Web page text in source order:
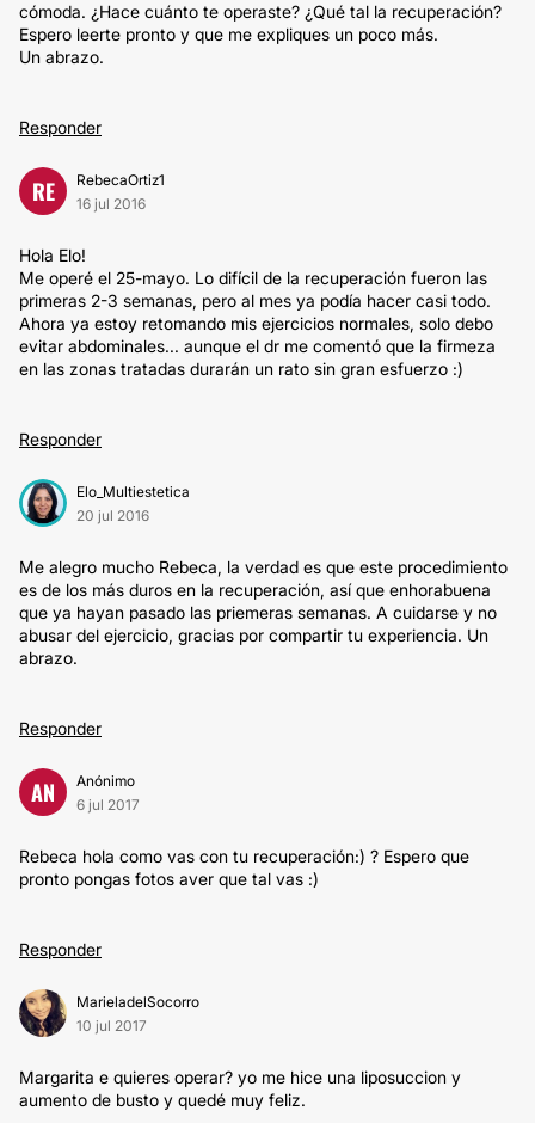
cómoda. ¿Hace cuánto te operaste? ¿Qué tal la recuperación?
Espero leerte pronto y que me expliques un poco más.
Un abrazo.
Responder
RE
RebecaOrtiz1
16 jul 2016
Hola Elo!
Me operé el 25-mayo. Lo difícil de la recuperación fueron las
primeras 2-3 semanas, pero al mes ya podía hacer casi todo.
Ahora ya estoy retomando mis ejercicios normales, solo debo
evitar abdominales... aunque el dr me comentó que la firmeza
en las zonas tratadas durarán un rato sin gran esfuerzo :)
Responder
Elo_Multiestetica
20 jul 2016
Me alegro mucho Rebeca, la verdad es que este procedimiento
es de los más duros en la recuperación, así que enhorabuena
que ya hayan pasado las priemeras semanas. A cuidarse y no
abusar del ejercicio, gracias por compartir tu experiencia. Un
abrazo.
Responder
AN
Anónimo
6 jul 2017
Rebeca hola como vas con tu recuperación:) ? Espero que
pronto pongas fotos aver que tal vas :)
Responder
MarieladelSocorro
10 jul 2017
Margarita e quieres operar? yo me hice una liposuccion y
aumento de busto y quedé muy feliz.